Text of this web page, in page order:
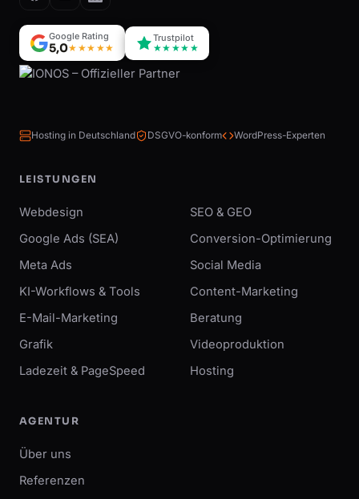
Google Rating
5,0★★★★★
Trustpilot
★★★★★
Hosting in Deutschland DSGVO-konform WordPress-Experten
LEISTUNGEN
Webdesign
SEO & GEO
Google Ads (SEA)
Conversion-Optimierung
Meta Ads
Social Media
KI-Workflows & Tools
Content-Marketing
E-Mail-Marketing
Beratung
Grafik
Videoproduktion
Ladezeit & PageSpeed
Hosting
AGENTUR
Über uns
Referenzen